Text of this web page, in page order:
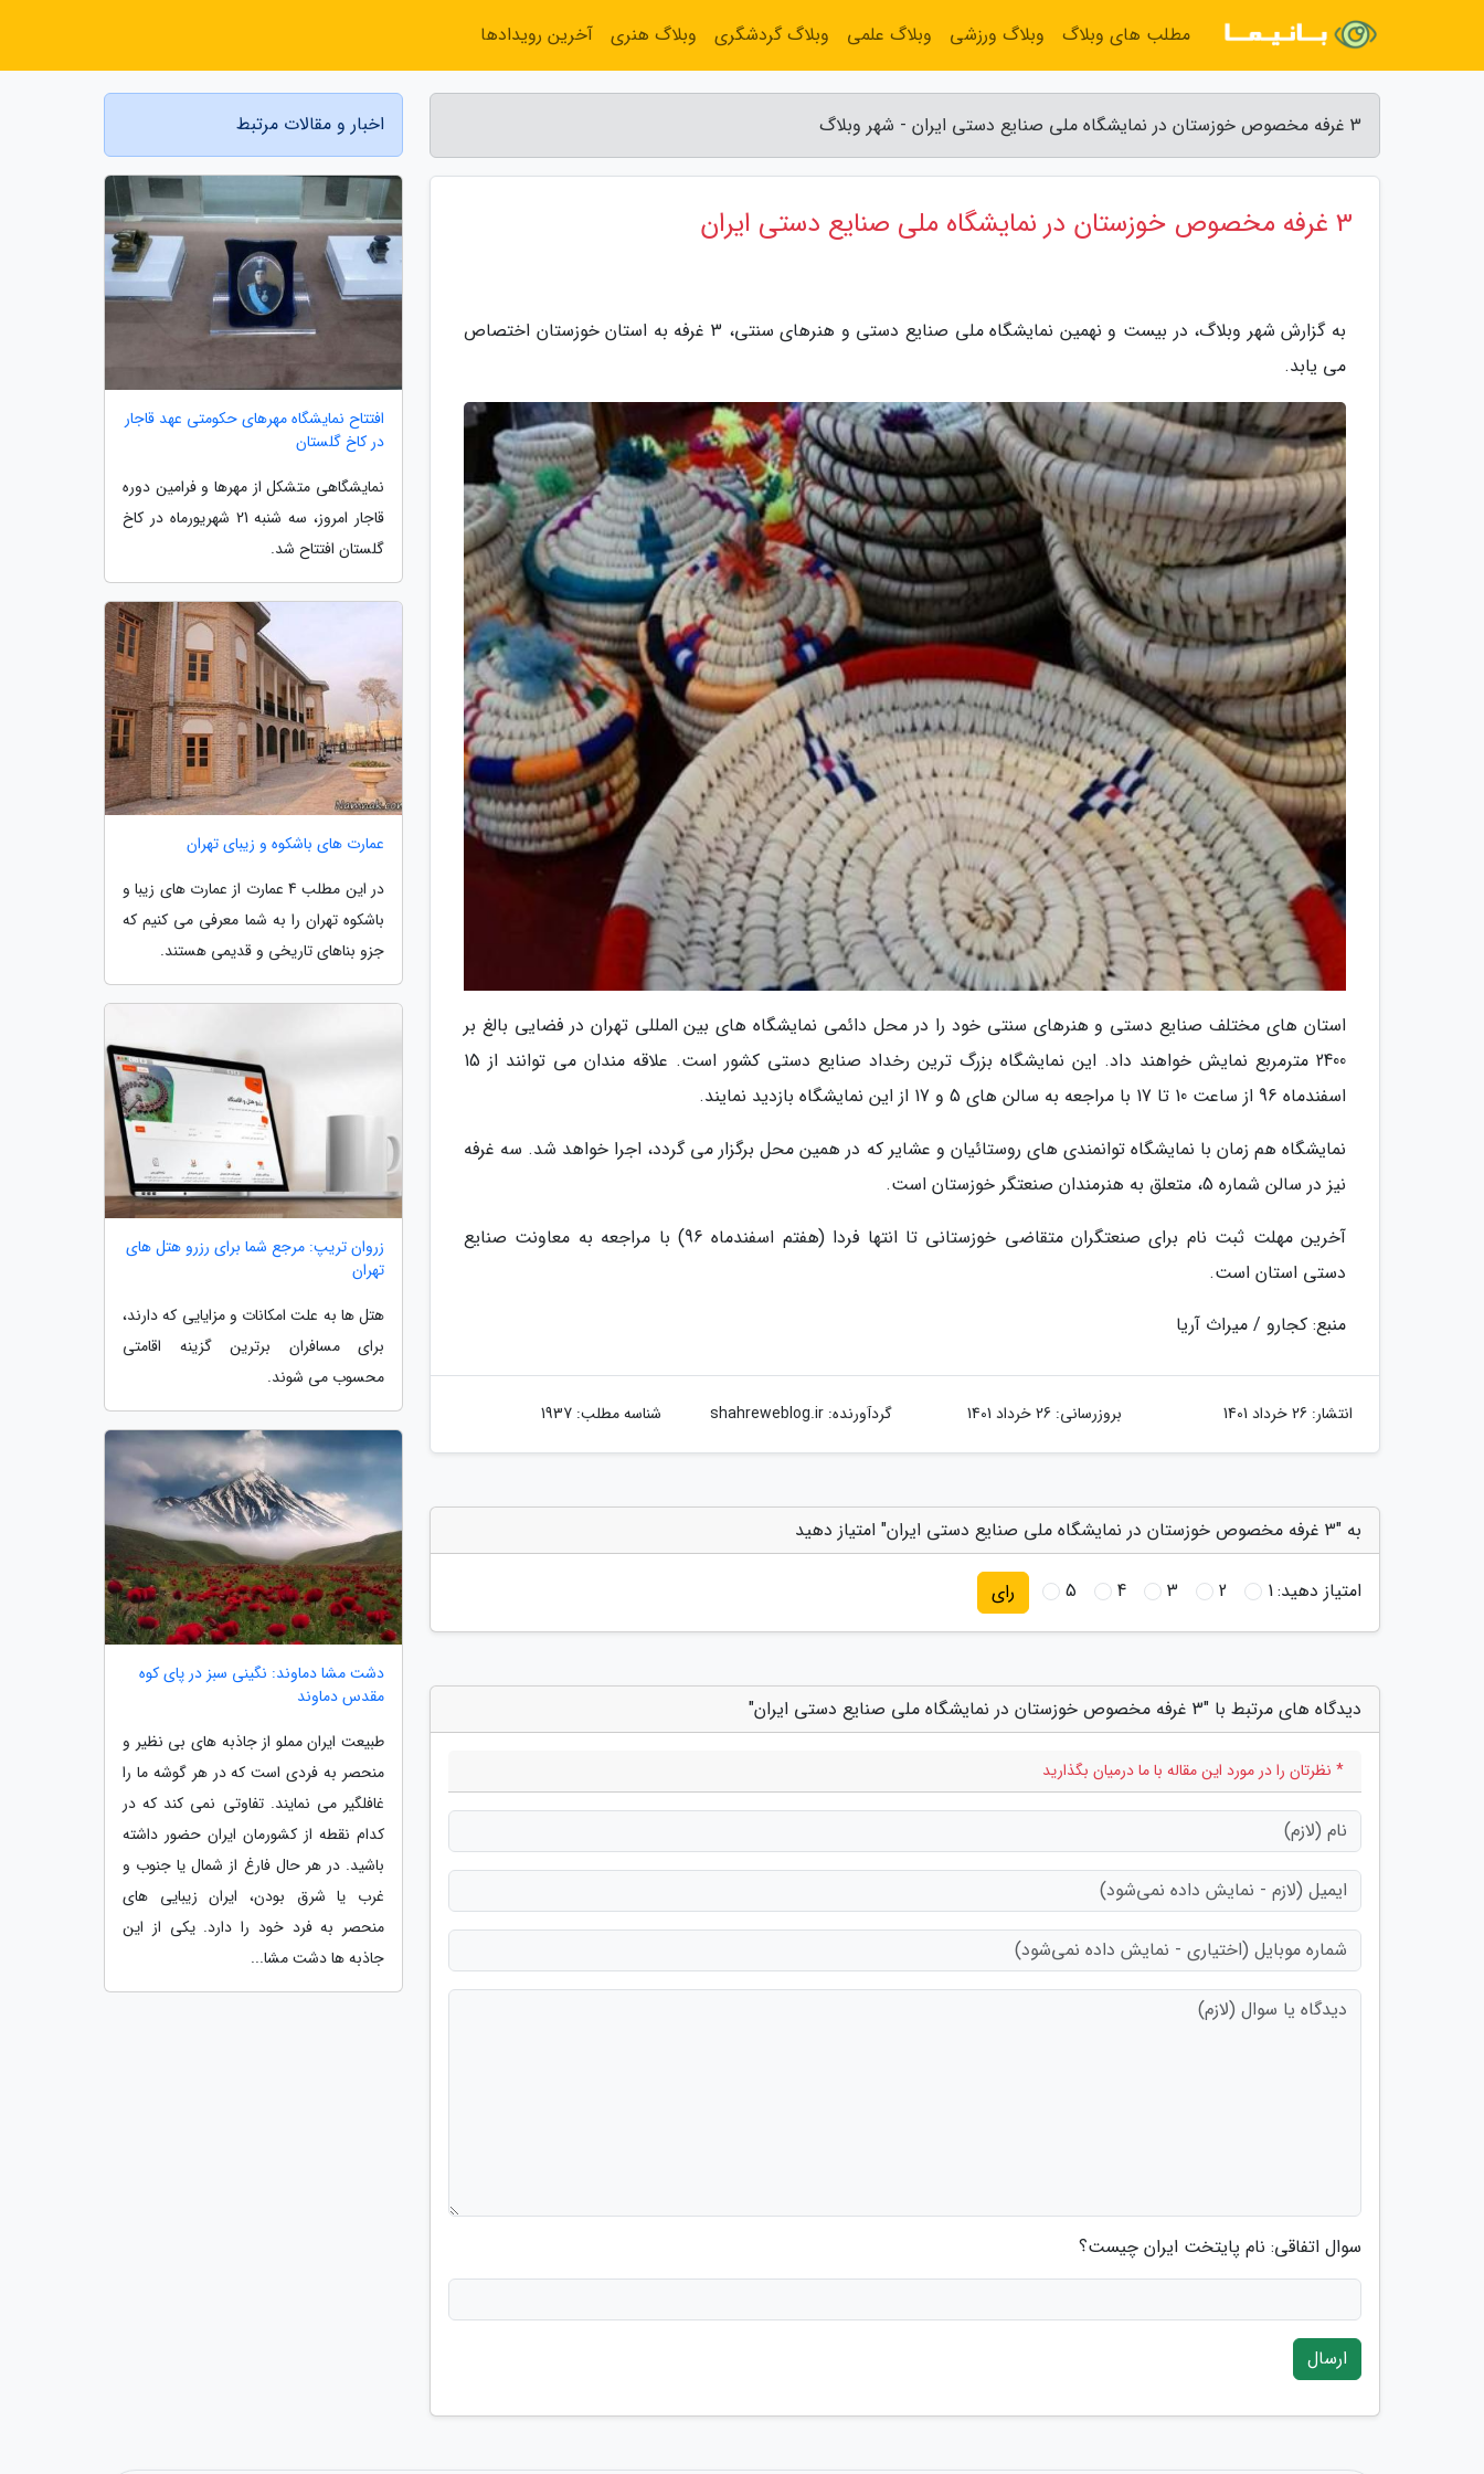
3 غرفه مخصوص خوزستان در نمایشگاه ملی صنایع دستی ایران - شهر وبلاگ
3 غرفه مخصوص خوزستان در نمایشگاه ملی صنایع دستی ایران
به گزارش شهر وبلاگ، در بیست و نهمین نمایشگاه ملی صنایع دستی و هنرهای سنتی، 3 غرفه به استان خوزستان اختصاص
می یابد.
استان های مختلف صنایع دستی و هنرهای سنتی خود را در محل دائمی نمایشگاه های بین المللی تهران در فضایی بالغ بر
2400 مترمربع نمایش خواهند داد. این نمایشگاه بزرگ ترین رخداد صنایع دستی کشور است. علاقه مندان می توانند از 15
اسفندماه 96 از ساعت 10 تا 17 با مراجعه به سالن های 5 و 17 از این نمایشگاه بازدید نمایند.
نمایشگاه هم زمان با نمایشگاه توانمندی های روستائیان و عشایر که در همین محل برگزار می گردد، اجرا خواهد شد. سه غرفه
نیز در سالن شماره 5، متعلق به هنرمندان صنعتگر خوزستان است.
آخرین مهلت ثبت نام برای صنعتگران متقاضی خوزستانی تا انتها فردا (هفتم اسفندماه 96) با مراجعه به معاونت صنایع
دستی استان است.
منبع: کجارو / میراث آریا
انتشار: 26 خرداد 1401 بروزرسانی: 26 خرداد 1401 گردآورنده:shahreweblog.ir شناسه مطلب: 1937
به "3 غرفه مخصوص خوزستان در نمایشگاه ملی صنایع دستی ایران" امتیاز دهید
امتیاز دهید:1
2
3
4
5 رای
دیدگاه های مرتبط با "3 غرفه مخصوص خوزستان در نمایشگاه ملی صنایع دستی ایران"
* نظرتان را در مورد این مقاله با ما درمیان بگذارید
سوال اتفاقی: نام پایتخت ایران چیست؟
ارسال
اخبار و مقالات مرتبط
افتتاح نمایشگاه مهرهای حکومتی عهد قاجار
در کاخ گلستان
نمایشگاهی متشکل از مهرها و فرامین دوره
قاجار امروز، سه شنبه 21 شهریورماه در کاخ
گلستان افتتاح شد.
عمارت های باشکوه و زیبای تهران
در این مطلب 4 عمارت از عمارت های زیبا و
باشکوه تهران را به شما معرفی می کنیم که
جزو بناهای تاریخی و قدیمی هستند.
زروان تریپ: مرجع شما برای رزرو هتل های
تهران
هتل ها به علت امکانات و مزایایی که دارند،
برای مسافران برترین گزینه اقامتی
محسوب می شوند.
دشت مشا دماوند: نگینی سبز در پای کوه
مقدس دماوند
طبیعت ایران مملو از جاذبه های بی نظیر و
منحصر به فردی است که در هر گوشه ما را
غافلگیر می نمایند. تفاوتی نمی کند که در
کدام نقطه از کشورمان ایران حضور داشته
باشید. در هر حال فارغ از شمال یا جنوب و
غرب یا شرق بودن، ایران زیبایی های
منحصر به فرد خود را دارد. یکی از این
جاذبه ها دشت مشا...
مطلب های وبلاگ وبلاگ ورزشی وبلاگ علمی وبلاگ گردشگری وبلاگ هنری آخرین رویدادها